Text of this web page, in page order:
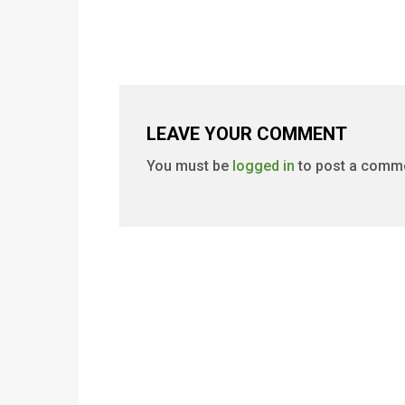
LEAVE YOUR COMMENT
You must be logged in to post a